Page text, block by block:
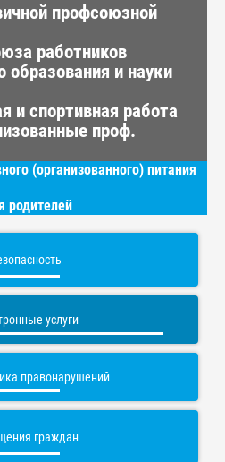
профсоюзной
работников
образования и науки
и спортивная работа
проф.
(организованного) питания
родителей
услуги
правонарушений
граждан